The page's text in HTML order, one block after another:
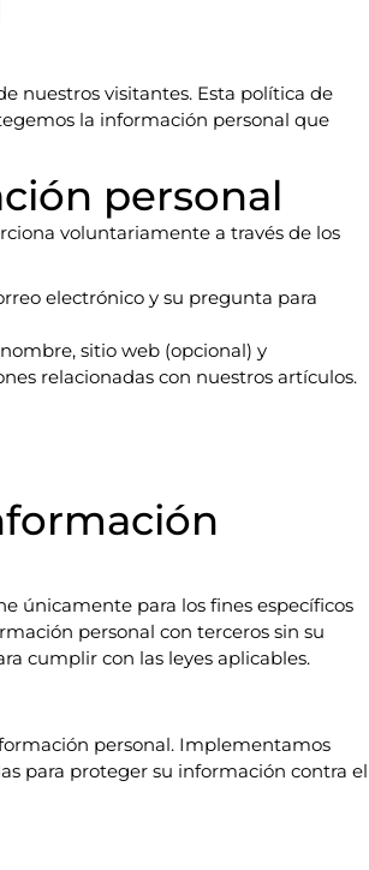
nuestros visitantes. Esta política de
la información personal que
personal
voluntariamente a través de los
electrónico y su pregunta para
sitio web (opcional) y
relacionadas con nuestros artículos.
únicamente para los fines específicos
personal con terceros sin su
cumplir con las leyes aplicables.
personal. Implementamos
para proteger su información contra el